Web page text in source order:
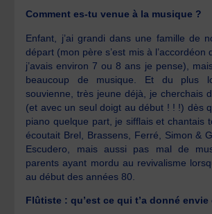
Comment es-tu venue à la musique ?
Enfant, j’ai grandi dans une famille de
départ (mon père s’est mis à l’accordéon
j’avais environ 7 ou 8 ans je pense),
beaucoup de musique. Et du plus
souvienne, très jeune déjà, je cherchais
(et avec un seul doigt au début ! ! !) dès
piano quelque part, je sifflais et chantais
écoutait Brel, Brassens, Ferré, Simon &
Escudero, mais aussi pas mal de
parents ayant mordu au revivalisme
au début des années 80.
Flûtiste : qu’est ce qui t’a donné